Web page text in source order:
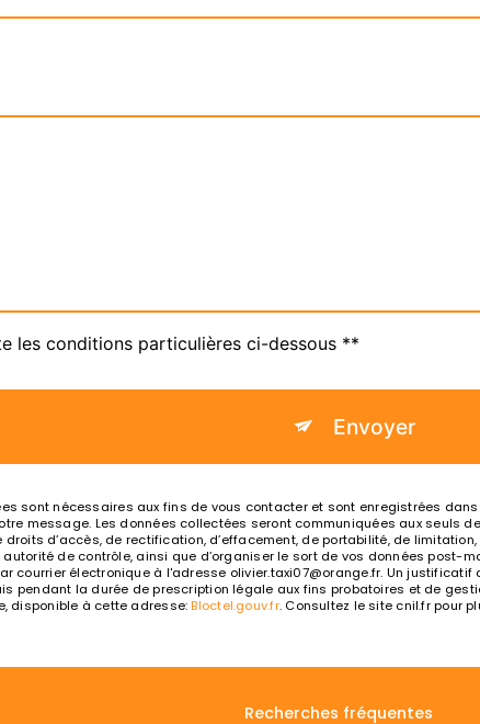
les conditions particulières ci-dessous **
Envoyer
sont nécessaires aux fins de vous contacter et sont enregistrées
message. Les données collectées seront communiquées aux seuls
d’accès, de rectification, d’effacement, de portabilité, de
autorité de contrôle, ainsi que d’organiser le sort de vos données post-
courrier électronique à l'adresse olivier.taxi07@orange.fr. Un
pendant la durée de prescription légale aux fins probatoires et de
disponible à cette adresse:Bloctel.gouv.fr. Consultez le site cnil.fr pour
Recherches fréquentes